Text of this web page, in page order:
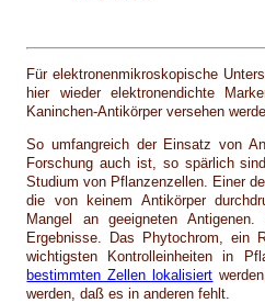
Für elektronenmikroskopische
hier wieder elektronendichte
Kaninchen-Antikörper versehen
So umfangreich der Einsatz von
Forschung auch ist, so spärlich
Studium von Pflanzenzellen. Einer
die von keinem Antikörper
Mangel an geeigneten
Ergebnisse. Das Phytochrom, ein
wichtigsten Kontrolleinheiten in
bestimmten Zellen lokalisiert
werden, daß es in anderen fehlt.